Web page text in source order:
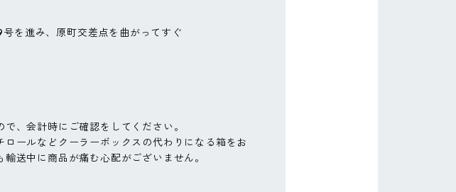
を進み、原町交差点を曲がってすぐ
、会計時にご確認をしてください。
ールなどクーラーボックスの代わりになる箱をお
送中に商品が痛む心配がございません。